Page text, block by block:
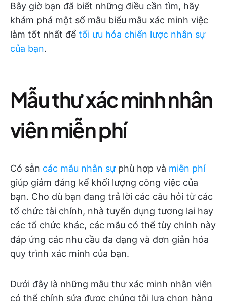
Bây giờ bạn đã biết những điều cần tìm, hãy
khám phá một số mẫu biểu mẫu xác minh việc
làm tốt nhất để tối ưu hóa chiến lược nhân sự
của bạn.
Mẫu thư xác minh nhân
viên miễn phí
Có sẵn các mẫu nhân sựphù hợp và miễn phí
giúp giảm đáng kể khối lượng công việc của
bạn. Cho dù bạn đang trả lời các câu hỏi từ các
tổ chức tài chính, nhà tuyển dụng tương lai hay
các tổ chức khác, các mẫu có thể tùy chỉnh này
đáp ứng các nhu cầu đa dạng và đơn giản hóa
quy trình xác minh của bạn.
Dưới đây là những mẫu thư xác minh nhân viên
có thể chỉnh sửa được chúng tôi lựa chọn hàng